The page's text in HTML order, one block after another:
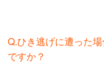
Q.ひき逃げに遭った
ですか？